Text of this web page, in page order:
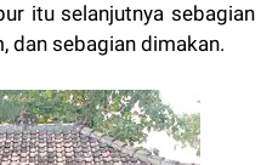
itu selanjutnya sebagian
dan sebagian dimakan.